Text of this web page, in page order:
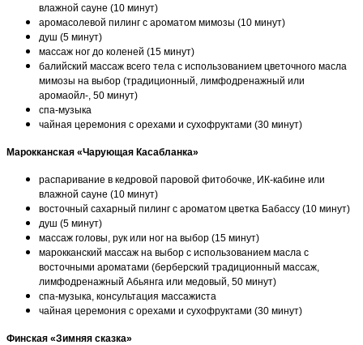
влажной сауне (10 минут)
аромасолевой пилинг с ароматом мимозы (10 минут)
душ (5 минут)
массаж ног до коленей (15 минут)
балийский массаж всего тела с использованием цветочного масла
мимозы на выбор (традиционный, лимфодренажный или
аромаойл-, 50 минут)
спа-музыка
чайная церемония с орехами и сухофруктами (30 минут)
Марокканская «Чарующая Касабланка»
распаривание в кедровой паровой фитобочке, ИК-кабине или
влажной сауне (10 минут)
восточный сахарный пилинг с ароматом цветка Бабассу (10 минут)
душ (5 минут)
массаж головы, рук или ног на выбор (15 минут)
марокканский массаж на выбор с использованием масла с
восточными ароматами (берберский традиционный массаж,
лимфодренажный Абьянга или медовый, 50 минут)
спа-музыка, консультация массажиста
чайная церемония с орехами и сухофруктами (30 минут)
Финская «Зимняя сказка»